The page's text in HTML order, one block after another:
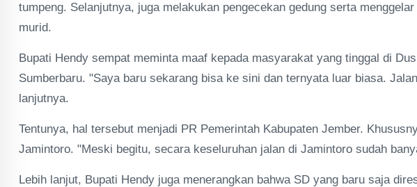
tumpeng. Selanjutnya, juga melakukan pengecekan gedung serta
murid.
Bupati Hendy sempat meminta maaf kepada masyarakat yang tinggal di
Sumberbaru. "Saya baru sekarang bisa ke sini dan ternyata luar biasa.
lanjutnya.
Tentunya, hal tersebut menjadi PR Pemerintah Kabupaten Jember.
Jamintoro. "Meski begitu, secara keseluruhan jalan di Jamintoro sudah
Lebih lanjut, Bupati Hendy juga menerangkan bahwa SD yang baru saja